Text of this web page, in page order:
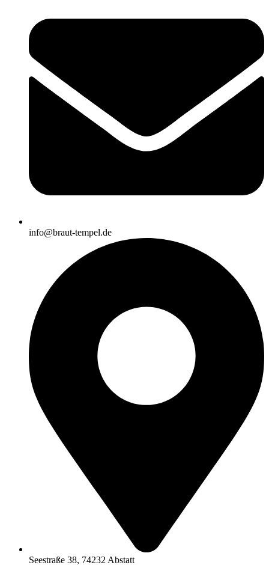
info@braut-tempel.de
Seestraße 38, 74232 Abstatt